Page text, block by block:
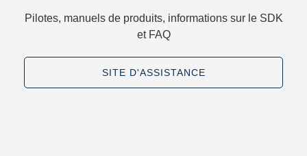
Pilotes, manuels de produits, informations sur le SDK
et FAQ​
SITE D'ASSISTANCE